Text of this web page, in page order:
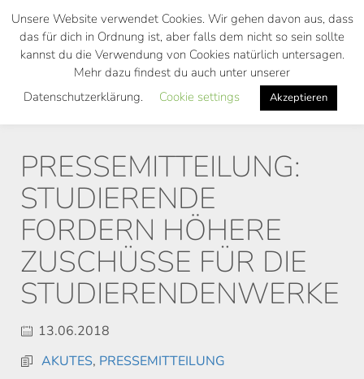
Skip
main
PRESSEMITTEILUNG:
STUDIERENDE
FORDERN HÖHERE
ZUSCHÜSSE FÜR DIE
STUDIERENDENWERKE
13.06.2018
AKUTES, PRESSEMITTEILUNG
Unsere Website verwendet Cookies. Wir gehen davon aus, dass
das für dich in Ordnung ist, aber falls dem nicht so sein sollte
kannst du die Verwendung von Cookies natürlich untersagen.
Mehr dazu findest du auch unter unserer
Datenschutzerklärung.
Cookie settings Akzeptieren